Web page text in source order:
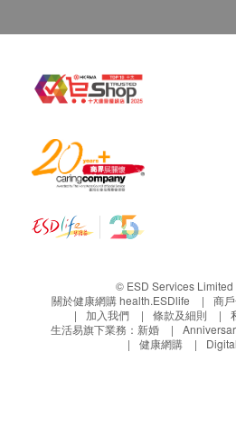
© ESD Services
關於健康網購 health.ESDlife
商
加入我們
條款及細則
生活易旗下業務： 新婚
健康網購